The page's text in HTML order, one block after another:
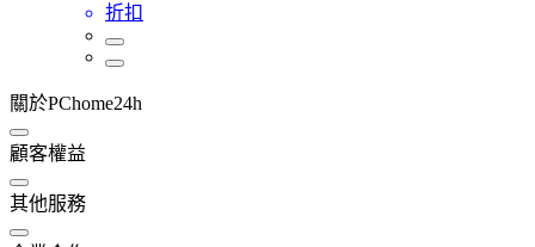
折扣
關於PChome24h
顧客權益
其他服務